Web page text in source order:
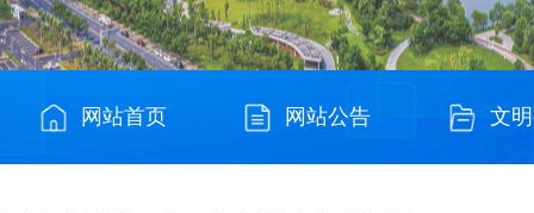
网站首页 网站公告 文